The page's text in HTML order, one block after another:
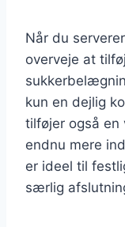
Når du
overveje at
kun en dejlig
tilføjer også en
endnu mere
er ideel til
særlig